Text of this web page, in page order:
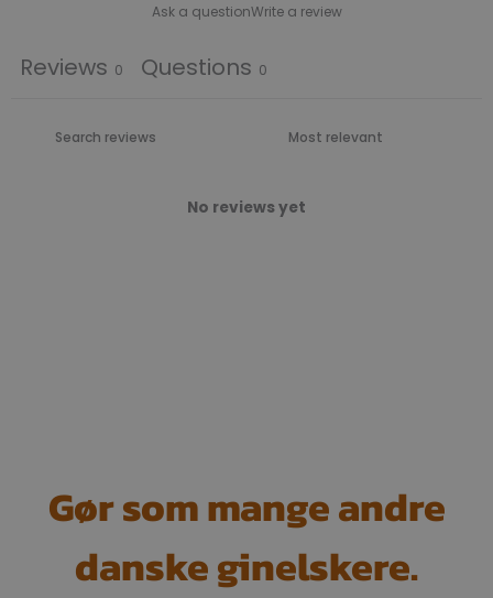
Ask a questionWrite a review
Reviews 0 Questions 0
No reviews yet
Gør som mange andre
danske ginelskere.